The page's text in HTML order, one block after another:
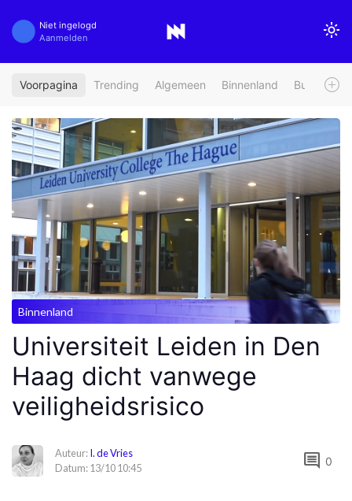
Niet ingelogd
Aanmelden
Voorpagina Trending Algemeen Binnenland Buitenland
Binnenland
Universiteit Leiden in Den
Haag dicht vanwege
veiligheidsrisico
Auteur:I. de Vries
Datum: 13/10 10:45
comment 0